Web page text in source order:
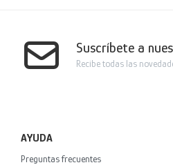
Suscríbete a
Recibe todas las
AYUDA
Preguntas frecuentes